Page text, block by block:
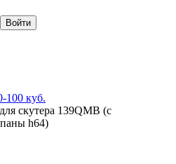
100 куб.
скутера 139QMB (с
h64)